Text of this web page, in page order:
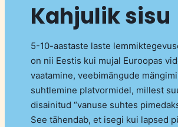
Kahjulik sisu
5-10-aastaste laste
on nii Eestis kui mujal Euroopas
vaatamine, veebimängude
suhtlemine platvormidel, millest
disainitud “vanuse suhtes
See tähendab, et isegi kui lapsed